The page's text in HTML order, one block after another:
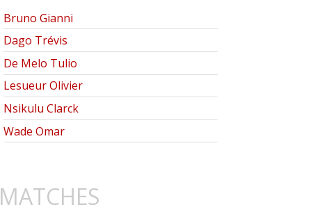
Bruno Gianni
Dago Trévis
De Melo Tulio
Lesueur Olivier
Nsikulu Clarck
Wade Omar
MATCHES